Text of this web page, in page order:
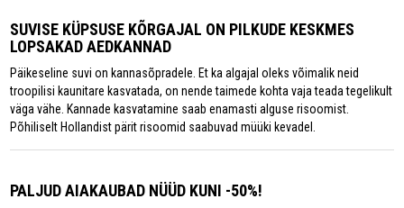
SUVISE KÜPSUSE KÕRGAJAL ON PILKUDE KESKMES
LOPSAKAD AEDKANNAD
Päikeseline suvi on kannasõpradele. Et ka algajal oleks võimalik neid
troopilisi kaunitare kasvatada, on nende taimede kohta vaja teada tegelikult
väga vähe. Kannade kasvatamine saab enamasti alguse risoomist.
Põhiliselt Hollandist pärit risoomid saabuvad müüki kevadel.
PALJUD AIAKAUBAD NÜÜD KUNI -50%!